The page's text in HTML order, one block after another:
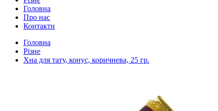
Головна
Про нас
Контакти
Головна
Різне
Хна для тату, конус, коричнева, 25 гр.